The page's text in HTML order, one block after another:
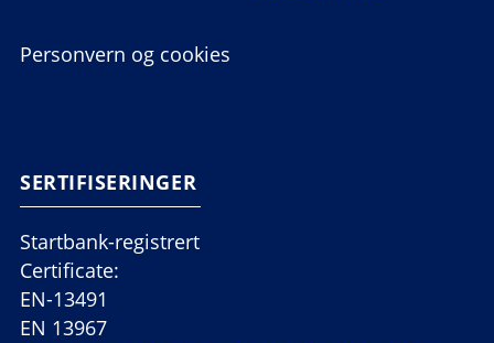
Personvern og cookies
SERTIFISERINGER
Startbank-registrert
Certificate:
EN-13491
EN 13967